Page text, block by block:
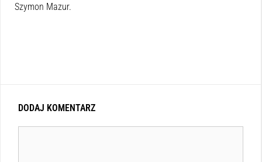
Szymon Mazur.
DODAJ KOMENTARZ